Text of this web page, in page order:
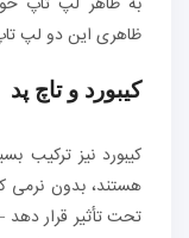
ظاهری این دو لپ
کیبورد و تاچ پد
کیبورد نیز ترکیب
هستند، بدون نرمی
تحت تأثیر قرار